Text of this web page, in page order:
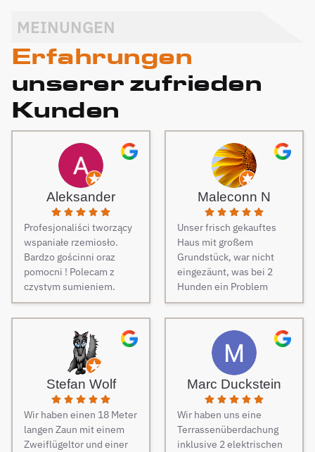
Erfahrungen
unserer zufrieden
Kunden
MEINUNGEN
Aleksander
Profesjonaliści tworzący
wspaniałe rzemiosło.
Bardzo gościnni oraz
pomocni ! Polecam z
czystym sumieniem.
Maleconn N
Unser frisch gekauftes
Haus mit großem
Grundstück, war nicht
eingezäunt, was bei 2
Hunden ein Problem
darstellt. Daher musste
dringend und schnell ein
Zaun her. Auf Empfehlung
von Freunden haben wir
unseren Zaun bei Berg
Zäune beauftragt und es
keine Sekunde bereut.
Dieser Tipp war wirklich
Gold wert! Von Angebot
bis zur Fertigstellung des
Zauns, verlief alles
Stefan Wolf
Wir haben einen 18 Meter
langen Zaun mit einem
Zweiflügeltor und einer
Marc Duckstein
Wir haben uns eine
Terrassenüberdachung
inklusive 2 elektrischen